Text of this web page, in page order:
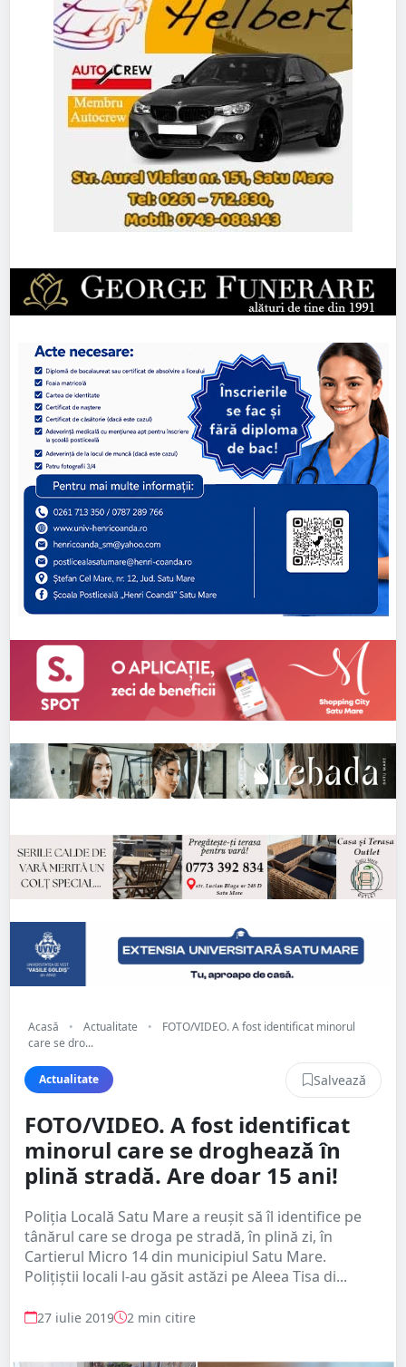
Acasă • Actualitate •
FOTO/VIDEO. A fost identificat minorul
care se dro...
Actualitate Salvează
FOTO/VIDEO. A fost identificat
minorul care se droghează în
plină stradă. Are doar 15 ani!
Poliția Locală Satu Mare a reușit să îl identifice pe
tânărul care se droga pe stradă, în plină zi, în
Cartierul Micro 14 din municipiul Satu Mare.
Polițiștii locali l-au găsit astăzi pe Aleea Tisa di...
27 iulie 2019 2 min citire